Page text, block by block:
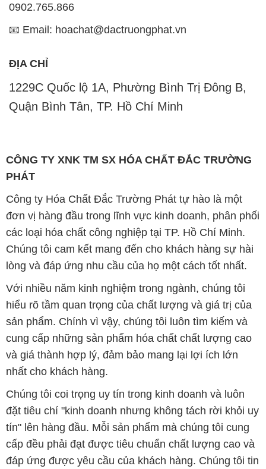
0902.765.866
📧 Email: hoachat@dactruongphat.vn
ĐỊA CHỈ
1229C Quốc lộ 1A, Phường Bình Trị Đông B,
Quận Bình Tân, TP. Hồ Chí Minh
CÔNG TY XNK TM SX HÓA CHẤT ĐẮC TRƯỜNG
PHÁT
Công ty Hóa Chất Đắc Trường Phát tự hào là một
đơn vị hàng đầu trong lĩnh vực kinh doanh, phân phối
các loại hóa chất công nghiệp tại TP. Hồ Chí Minh.
Chúng tôi cam kết mang đến cho khách hàng sự hài
lòng và đáp ứng nhu cầu của họ một cách tốt nhất.
Với nhiều năm kinh nghiệm trong ngành, chúng tôi
hiểu rõ tầm quan trọng của chất lượng và giá trị của
sản phẩm. Chính vì vậy, chúng tôi luôn tìm kiếm và
cung cấp những sản phẩm hóa chất chất lượng cao
và giá thành hợp lý, đảm bảo mang lại lợi ích lớn
nhất cho khách hàng.
Chúng tôi coi trọng uy tín trong kinh doanh và luôn
đặt tiêu chí "kinh doanh nhưng không tách rời khỏi uy
tín" lên hàng đầu. Mỗi sản phẩm mà chúng tôi cung
cấp đều phải đạt được tiêu chuẩn chất lượng cao và
đáp ứng được yêu cầu của khách hàng. Chúng tôi tin